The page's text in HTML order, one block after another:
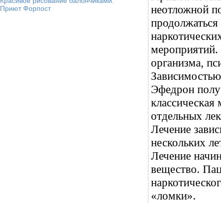
Приют Форпост
неотложной
мероприятий.
организма,
Эфедрон
отдельных
Лечение
нескольких
Лечение
вещество.
«ломки».